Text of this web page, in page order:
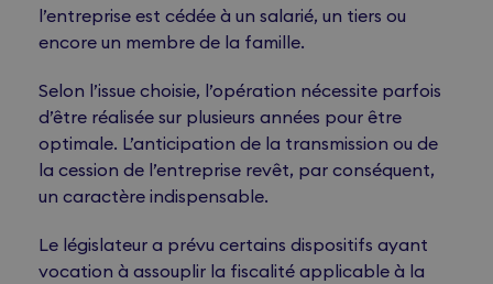
l’entreprise est cédée à un salarié, un tiers ou
encore un membre de la famille.
Selon l’issue choisie, l’opération nécessite parfois
d’être réalisée sur plusieurs années pour être
optimale. L’anticipation de la transmission ou de
la cession de l’entreprise revêt, par conséquent,
un caractère indispensable.
Le législateur a prévu certains dispositifs ayant
vocation à assouplir la fiscalité applicable à la